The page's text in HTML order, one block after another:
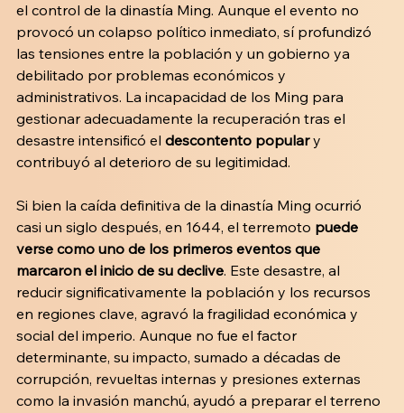
el control de la dinastía Ming. Aunque el evento no
provocó un colapso político inmediato, sí profundizó
las tensiones entre la población y un gobierno ya
debilitado por problemas económicos y
administrativos. La incapacidad de los Ming para
gestionar adecuadamente la recuperación tras el
desastre intensificó el descontento popular y
contribuyó al deterioro de su legitimidad.
Si bien la caída definitiva de la dinastía Ming ocurrió
casi un siglo después, en 1644, el terremoto puede
verse como uno de los primeros eventos que
marcaron el inicio de su declive. Este desastre, al
reducir significativamente la población y los recursos
en regiones clave, agravó la fragilidad económica y
social del imperio. Aunque no fue el factor
determinante, su impacto, sumado a décadas de
corrupción, revueltas internas y presiones externas
como la invasión manchú, ayudó a preparar el terreno